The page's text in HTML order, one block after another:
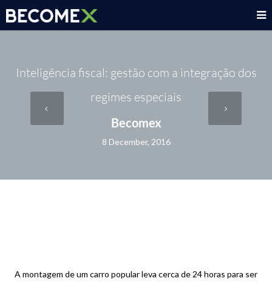
Inteligência fiscal: gestão com a integração dos
regimes especiais
Becomex
8 December, 2016
A montagem de um carro popular leva cerca de 24 horas para ser